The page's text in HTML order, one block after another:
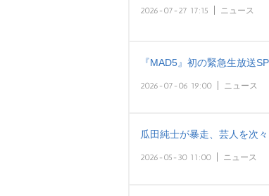
2026-07-27 17:15 ニュース
『MAD5』初の緊急生放送
2026-07-06 19:00 ニュース
瓜田純士が暴走、芸人を次
2026-05-30 11:00 ニュース